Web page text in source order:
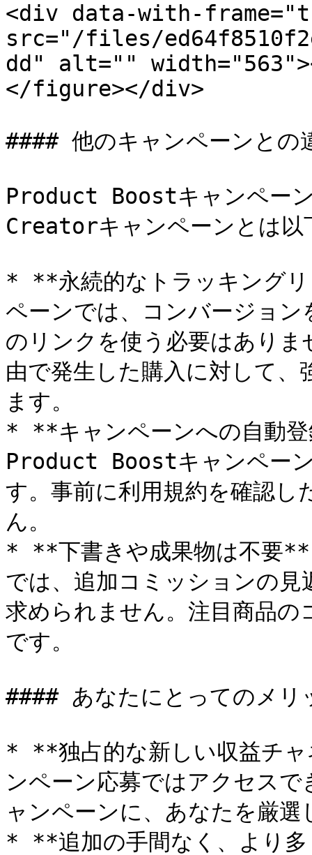
<div data-with-
src="/files/
dd" alt=""
</figure></div>
#### 他のキャンペーンとの
Product Boostキャンペー
Creatorキャンペーンとは以
* **永続的なトラッキング
ペーンでは、コンバージョ
のリンクを使う必要はあり
由で発生した購入に対して
ます。
* **キャンペーンへの自動
Product Boostキャンペーン
す。事前に利用規約を確認し
ん。
* **下書きや成果物は不要
では、追加コミッションの
求められません。注目商品の
です。
#### あなたにとってのメリ
* **独占的な新しい収益チ
ンペーン応募ではアクセス
ャンペーンに、あなたを厳選
* **追加の手間なく、より